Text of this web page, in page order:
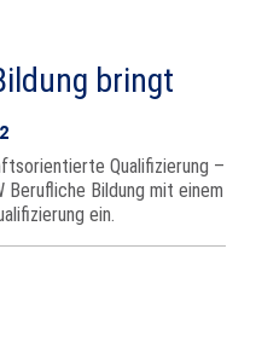
bringt
Qualifizierung –
Berufliche Bildung mit einem
ein.